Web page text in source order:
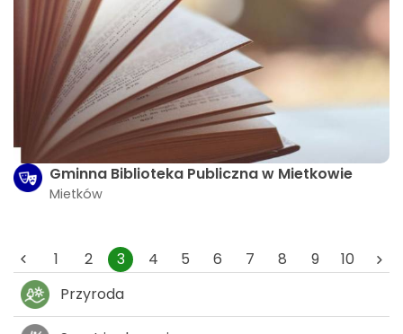
Gminna Biblioteka Publiczna w Mietkowie
Mietków
1 2 3 4 5 6 7 8 9
10
Przyroda